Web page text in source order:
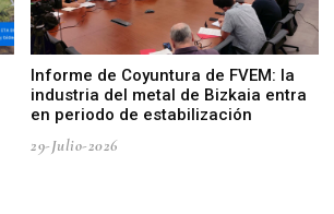
Informe de Coyuntura de FVEM: la
industria del metal de Bizkaia entra
en periodo de estabilización
29-Julio-2026